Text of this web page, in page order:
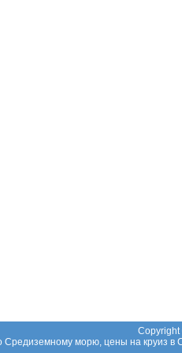
Средиземному морю, цены на круиз в